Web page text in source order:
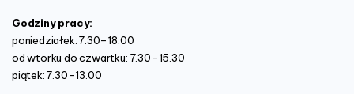
Godziny pracy:
poniedziałek: 7.30–18.00
od wtorku do czwartku: 7.30–15.30
piątek: 7.30–13.00